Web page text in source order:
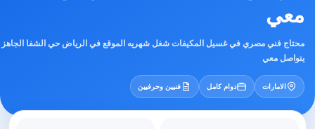
معي
محتاج فني مصري في غسيل المكيفات شغل شهريه الموقع في الرياض حي الشفا الجاهز
يتواصل معي
الامارات دوام كامل فنيين وحرفيين